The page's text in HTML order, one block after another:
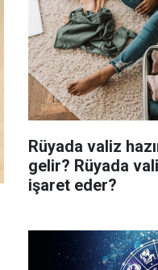
Rüyada valiz
gelir? Rüyada
işaret eder?